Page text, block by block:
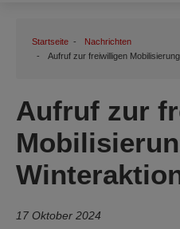
Startseite
Nachrichten
Aufruf zur freiwilligen
Aufruf zur
17 Oktober 2024